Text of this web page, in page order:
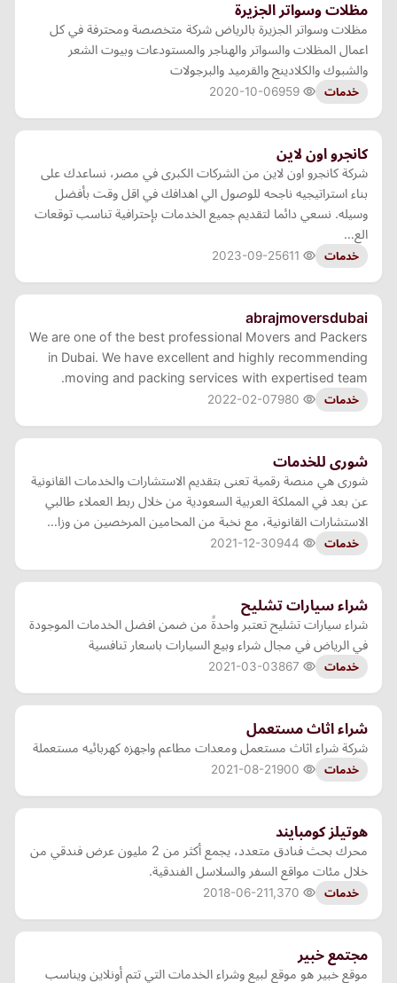
مظلات وسواتر الجزيرة
مظلات وسواتر الجزيرة بالرياض شركة متخصصة ومحترفة في كل
اعمال المظلات والسواتر والهناجر والمستودعات وبيوت الشعر
والشبوك والكلادينج والقرميد والبرجولات
خدمات 2020-10-06
كانجرو اون لاين
شركة كانجرو اون لاين من الشركات الكبرى في مصر، نساعدك على
بناء استراتيجيه ناجحه للوصول الي اهدافك في اقل وقت بأفضل
وسيله. نسعي دائما لتقديم جميع الخدمات بإحترافية تناسب توقعات
الع…
خدمات 2023-09-25
abrajmoversdubai
We are one of the best professional Movers and Packers
in Dubai. We have excellent and highly recommending
moving and packing services with expertised team.
خدمات 2022-02-07
شورى للخدمات
شورى هي منصة رقمية تعنى بتقديم الاستشارات والخدمات القانونية
عن بعد في المملكة العربية السعودية من خلال ربط العملاء طالبي
الاستشارات القانونية، مع نخبة من المحامين المرخصين من وزا…
خدمات 2021-12-30
شراء سيارات تشليح
شراء سيارات تشليح تعتبر واحدةً من ضمن افضل الخدمات الموجودة
في الرياض في مجال شراء وبيع السيارات باسعار تنافسية
خدمات 2021-03-03
شراء اثاث مستعمل
شركة شراء اثاث مستعمل ومعدات مطاعم واجهزه كهربائيه مستعملة
خدمات 2021-08-21
هوتيلز كومبايند
محرك بحث فنادق متعدد، يجمع أكثر من 2 مليون عرض فندقي من
خلال مئات مواقع السفر والسلاسل الفندقية.
خدمات 2018-06-21
مجتمع خبير
موقع خبير هو موقع لبيع وشراء الخدمات التي تتم أونلاين ويناسب